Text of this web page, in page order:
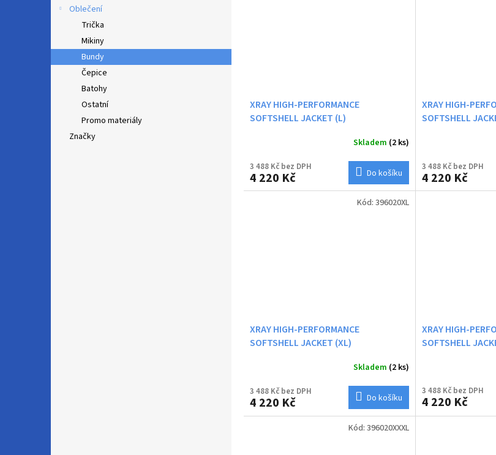
Oblečení
Trička
Mikiny
Bundy
Čepice
Batohy
Ostatní
Promo materiály
Značky
XRAY HIGH-PERFORMANCE
SOFTSHELL JACKET (L)
Skladem (2 ks)
3 488 Kč bez DPH
4 220 Kč Do košíku
XRAY HIGH-
SOFTSHELL
3 488 Kč bez DPH
4 220 Kč
XRAY HIGH-PERFORMANCE
SOFTSHELL JACKET (XL)
Skladem (2 ks)
3 488 Kč bez DPH
4 220 Kč Do košíku
Kód: 396020XL
XRAY HIGH-
SOFTSHELL
3 488 Kč bez DPH
4 220 Kč
Kód: 396020XXXL